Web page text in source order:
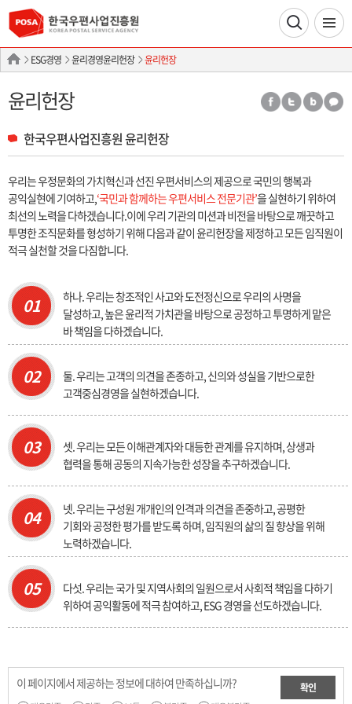
ESG경영 윤리경영윤리헌장 윤리헌장
윤리헌장
한국우편사업진흥원 윤리헌장
우리는 우정문화의 가치혁신과 선진 우편서비스의 제공으로 국민의 행복과
공익실현에 기여하고,‘국민과 함께하는 우편서비스 전문기관’을 실현하기 위하여
최선의 노력을 다하겠습니다.이에 우리 기관의 미션과 비전을 바탕으로 깨끗하고
투명한 조직문화를 형성하기 위해 다음과 같이 윤리헌장을 제정하고 모든 임직원이
적극 실천할 것을 다짐합니다.
01
하나. 우리는 창조적인 사고와 도전정신으로 우리의 사명을
달성하고, 높은 윤리적 가치관을 바탕으로 공정하고 투명하게 맡은
바 책임을 다하겠습니다.
02
둘. 우리는 고객의 의견을 존종하고, 신의와 성실을 기반으로한
고객중심경영을 실현하겠습니다.
03
셋. 우리는 모든 이해관계자와 대등한 관계를 유지하며, 상생과
협력을 통해 공동의 지속가능한 성장을 추구하겠습니다.
04
넷. 우리는 구성원 개개인의 인격과 의견을 존중하고, 공평한
기회와 공정한 평가를 받도록 하며, 임직원의 삶의 질 향상을 위해
노력하겠습니다.
05
다섯. 우리는 국가 및 지역사회의 일원으로서 사회적 책임을 다하기
위하여 공익활동에 적극 참여하고, ESG 경영을 선도하겠습니다.
이 페이지에서 제공하는 정보에 대하여 만족하십니까? 확인